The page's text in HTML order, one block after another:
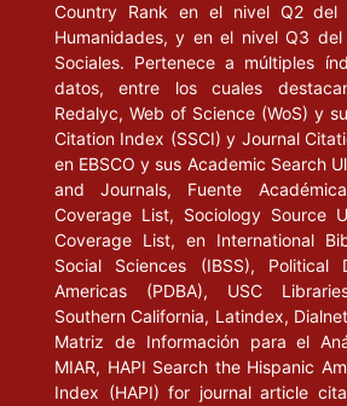
Country Rank en el nivel Q2
Humanidades, y en el nivel Q3
Sociales. Pertenece a múltiples
datos, entre los cuales
Redalyc, Web of Science (WoS) y
Citation Index (SSCI) y Journal
en EBSCO y sus Academic Search
and Journals, Fuente
Coverage List, Sociology Source
Coverage List, en International
Social Sciences (IBSS),
Americas (PDBA), USC
Southern California, Latindex,
Matriz de Información para el
MIAR, HAPI Search the Hispanic
Index (HAPI) for journal article